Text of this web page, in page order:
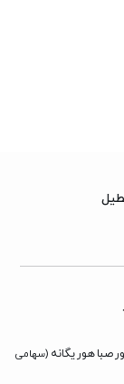
صبا هور یگانه (سهامی